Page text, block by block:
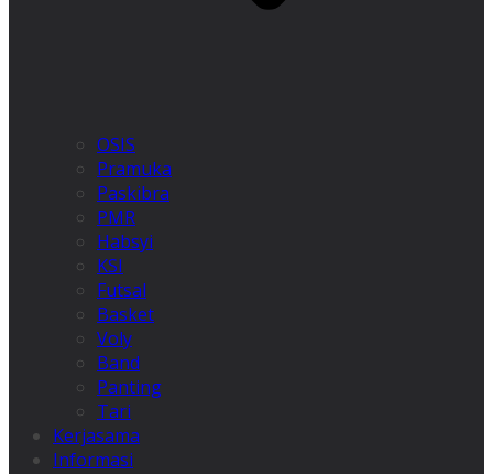
OSIS
Pramuka
Paskibra
PMR
Habsyi
KSI
Futsal
Basket
Voly
Band
Panting
Tari
Kerjasama
Informasi